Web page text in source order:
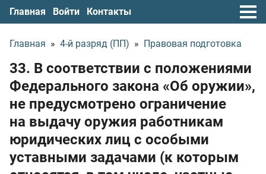
Главная Войти Контакты
Главная » 4-й разряд (ПП) » Правовая подготовка
33. В соответствии с положениями
Федерального закона «Об оружии»,
не предусмотрено ограничение
на выдачу оружия работникам
юридических лиц с особыми
уставными задачами (к которым